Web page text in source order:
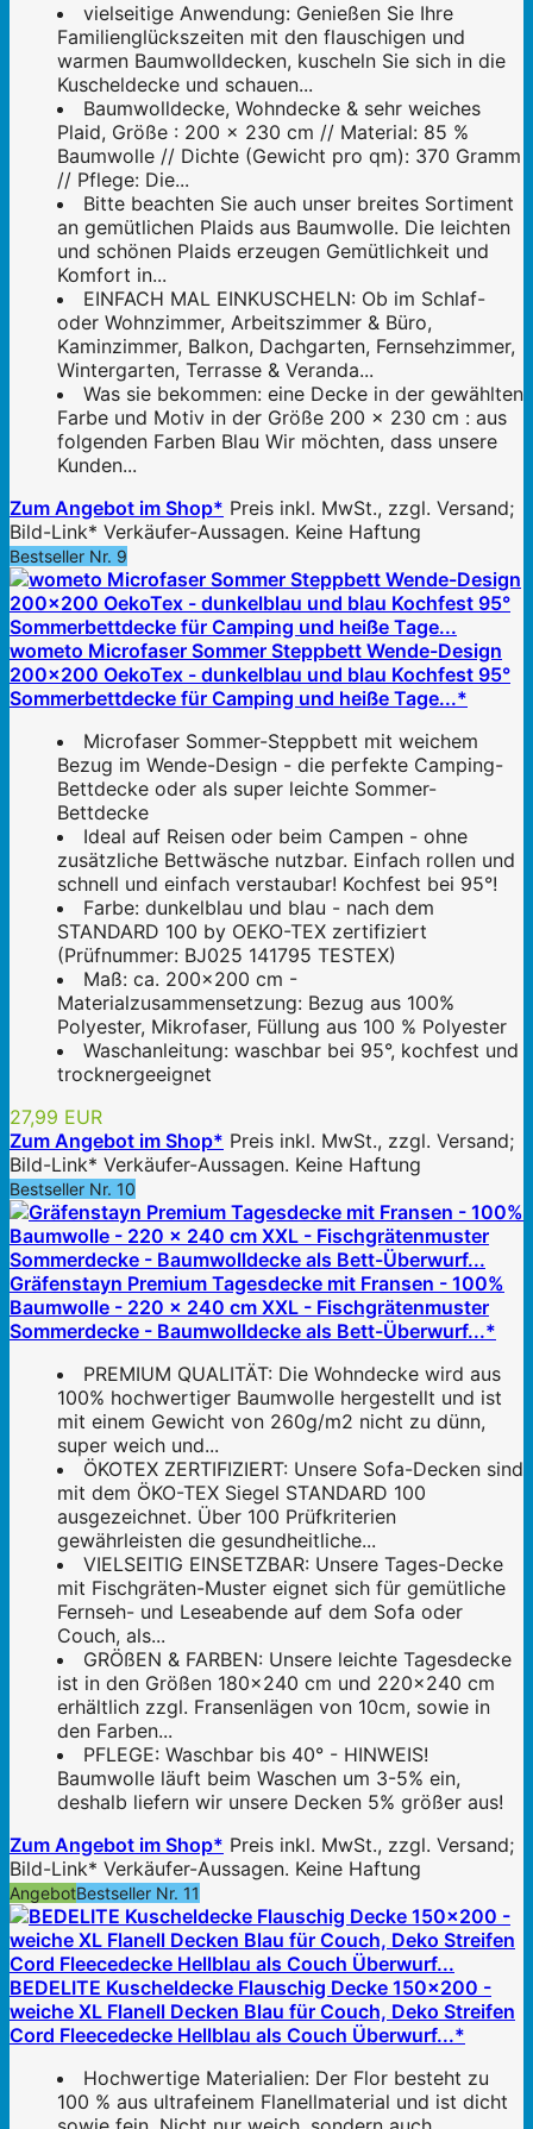
vielseitige Anwendung: Genießen Sie Ihre
Familienglückszeiten mit den flauschigen und
warmen Baumwolldecken, kuscheln Sie sich in die
Kuscheldecke und schauen...
Baumwolldecke, Wohndecke & sehr weiches
Plaid, Größe : 200 x 230 cm // Material: 85 %
Baumwolle // Dichte (Gewicht pro qm): 370 Gramm
// Pflege: Die...
Bitte beachten Sie auch unser breites Sortiment
an gemütlichen Plaids aus Baumwolle. Die leichten
und schönen Plaids erzeugen Gemütlichkeit und
Komfort in...
EINFACH MAL EINKUSCHELN: Ob im Schlaf-
oder Wohnzimmer, Arbeitszimmer & Büro,
Kaminzimmer, Balkon, Dachgarten, Fernsehzimmer,
Wintergarten, Terrasse & Veranda...
Was sie bekommen: eine Decke in der gewählten
Farbe und Motiv in der Größe 200 x 230 cm : aus
folgenden Farben Blau Wir möchten, dass unsere
Kunden...
Zum Angebot im Shop* Preis inkl. MwSt., zzgl. Versand;
Bild-Link* Verkäufer-Aussagen. Keine Haftung
Bestseller Nr. 9
wometo Microfaser Sommer Steppbett Wende-Design
200x200 OekoTex - dunkelblau und blau Kochfest 95°
Sommerbettdecke für Camping und heiße Tage...*
Microfaser Sommer-Steppbett mit weichem
Bezug im Wende-Design - die perfekte Camping-
Bettdecke oder als super leichte Sommer-
Bettdecke
Ideal auf Reisen oder beim Campen - ohne
zusätzliche Bettwäsche nutzbar. Einfach rollen und
schnell und einfach verstaubar! Kochfest bei 95°!
Farbe: dunkelblau und blau - nach dem
STANDARD 100 by OEKO-TEX zertifiziert
(Prüfnummer: BJ025 141795 TESTEX)
Maß: ca. 200x200 cm -
Materialzusammensetzung: Bezug aus 100%
Polyester, Mikrofaser, Füllung aus 100 % Polyester
Waschanleitung: waschbar bei 95°, kochfest und
trocknergeeignet
27,99 EUR
Zum Angebot im Shop* Preis inkl. MwSt., zzgl. Versand;
Bild-Link* Verkäufer-Aussagen. Keine Haftung
Bestseller Nr. 10
Gräfenstayn Premium Tagesdecke mit Fransen - 100%
Baumwolle - 220 x 240 cm XXL - Fischgrätenmuster
Sommerdecke - Baumwolldecke als Bett-Überwurf...*
PREMIUM QUALITÄT: Die Wohndecke wird aus
100% hochwertiger Baumwolle hergestellt und ist
mit einem Gewicht von 260g/m2 nicht zu dünn,
super weich und...
ÖKOTEX ZERTIFIZIERT: Unsere Sofa-Decken sind
mit dem ÖKO-TEX Siegel STANDARD 100
ausgezeichnet. Über 100 Prüfkriterien
gewährleisten die gesundheitliche...
VIELSEITIG EINSETZBAR: Unsere Tages-Decke
mit Fischgräten-Muster eignet sich für gemütliche
Fernseh- und Leseabende auf dem Sofa oder
Couch, als...
GRÖßEN & FARBEN: Unsere leichte Tagesdecke
ist in den Größen 180x240 cm und 220x240 cm
erhältlich zzgl. Fransenlägen von 10cm, sowie in
den Farben...
PFLEGE: Waschbar bis 40° - HINWEIS!
Baumwolle läuft beim Waschen um 3-5% ein,
deshalb liefern wir unsere Decken 5% größer aus!
Zum Angebot im Shop* Preis inkl. MwSt., zzgl. Versand;
Bild-Link* Verkäufer-Aussagen. Keine Haftung
AngebotBestseller Nr. 11
BEDELITE Kuscheldecke Flauschig Decke 150x200 -
weiche XL Flanell Decken Blau für Couch, Deko Streifen
Cord Fleecedecke Hellblau als Couch Überwurf...*
Hochwertige Materialien: Der Flor besteht zu
100 % aus ultrafeinem Flanellmaterial und ist dicht